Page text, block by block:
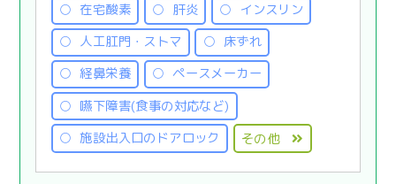
在宅酸素
肝炎
インスリン
人工肛門・ストマ
床ずれ
経鼻栄養
ペースメーカー
嚥下障害(食事の対応など)
施設出入口のドアロック
その他